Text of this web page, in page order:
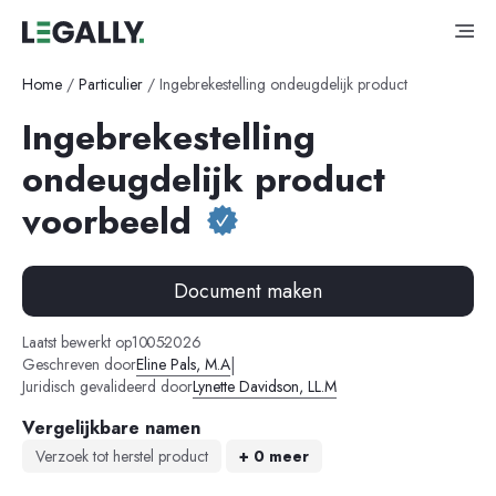
Home / Particulier / Ingebrekestelling ondeugdelijk product
Ingebrekestelling
ondeugdelijk product
voorbeeld
Document maken
Laatst bewerkt op10-05-2026
Geschreven doorEline Pals, M.A|
Juridisch gevalideerd doorLynette Davidson, LL.M
Vergelijkbare namen
Verzoek tot herstel product + 0 meer